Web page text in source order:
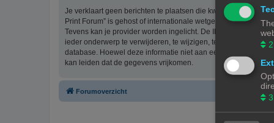
Je verklaart geen berichten te plaatsen die kwetsend,
Print Forum” is gehost of internationale wetgeving kunnen
Tevens kan je provider worden ingelicht. De IP-adressen van
ieder onderwerp te verwijderen, te wijzigen, te sluiten of te
database. Hoewel deze informatie niet aan een derde partij
kan leiden dat de gegevens vrijkomen.
Forumoverzicht
2
3